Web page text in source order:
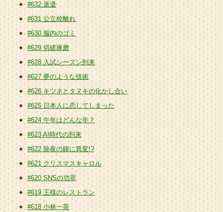
#632 派遣
#631 公立校離れ
#630 脳内のゴミ
#629 切磋琢磨
#628 入試シーズン到来
#627 夢のような技術
#626 キツネとタヌキの化かし合い
#625 日本人に恋してしまった
#624 午年はどんな年？
#623 AI時代の到来
#622 除夜の鐘に異変!?
#621 クリスマスキャロル
#620 SNSの功罪
#619 王様のレストラン
#618 小林一茶